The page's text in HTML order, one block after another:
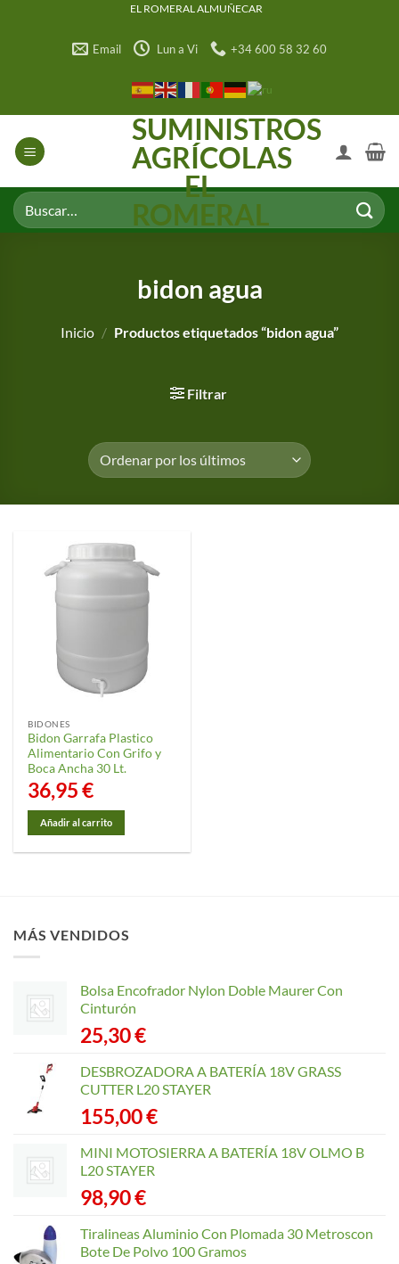
EL ROMERAL ALMUÑECAR
Email Lun a Vi +34 600 58 32 60
SUMINISTROS
AGRÍCOLAS
EL
ROMERAL
Buscar
por:
bidon agua
Inicio / Productos etiquetados “bidon agua”
Filtrar
BIDONES
Bidon Garrafa Plastico
Alimentario Con Grifo y
Boca Ancha 30 Lt.
36,95€
Añadir al carrito
MÁS VENDIDOS
Bolsa Encofrador Nylon Doble Maurer Con
Cinturón
25,30€
DESBROZADORA A BATERÍA 18V GRASS
CUTTER L20 STAYER
155,00€
MINI MOTOSIERRA A BATERÍA 18V OLMO B
L20 STAYER
98,90€
Tiralineas Aluminio Con Plomada 30 Metroscon
Bote De Polvo 100 Gramos